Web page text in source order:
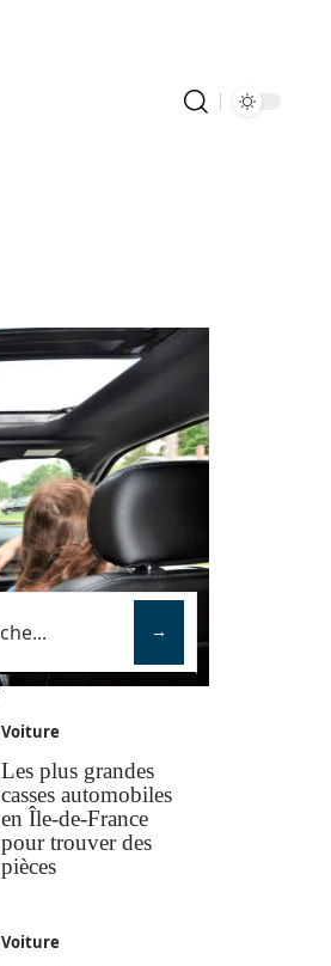
Voiture
Les plus grandes
casses automobiles
en Île-de-France
pour trouver des
pièces
Voiture